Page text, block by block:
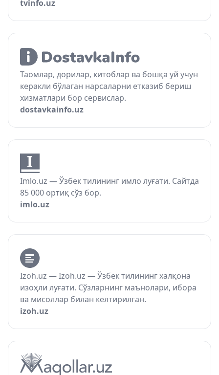
tvinfo.uz
Таомлар, дорилар, китоблар ва бошқа уй учун
керакли бўлаган нарсаларни етказиб бериш
хизматлари бор сервислар.
dostavkainfo.uz
Imlo.uz — Ўзбек тилининг имло луғати. Сайтда
85 000 ортиқ сўз бор.
imlo.uz
Izoh.uz — Izoh.uz — Ўзбек тилининг халқона
изоҳли луғати. Сўзларнинг маънолари, ибора
ва мисоллар билан келтирилган.
izoh.uz